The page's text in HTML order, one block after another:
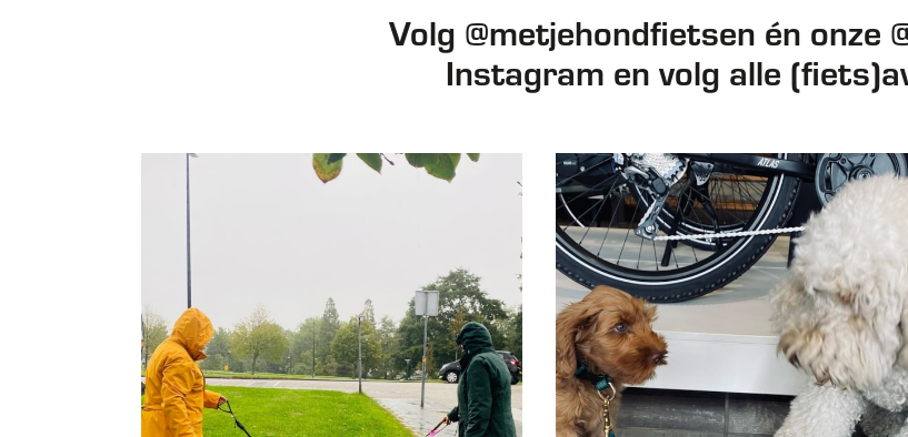
Volg @metjehondfietsen én onze
Instagram en volg alle